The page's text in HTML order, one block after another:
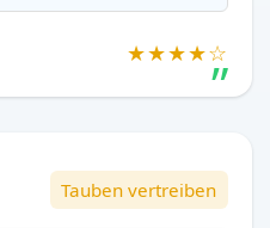
★★★★☆
Tauben vertreiben